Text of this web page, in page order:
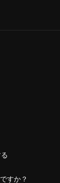
すか？